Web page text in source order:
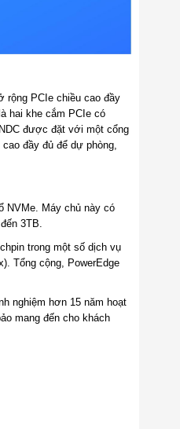
rộng PCIe chiều cao đầy
hai khe cắm PCIe có
được đặt với một cổng
đầy đủ để dự phòng,
NVMe. Máy chủ này có
3TB.
trong một số dịch vụ
Tổng cộng, PowerEdge
nghiệm hơn 15 năm hoạt
mang đến cho khách